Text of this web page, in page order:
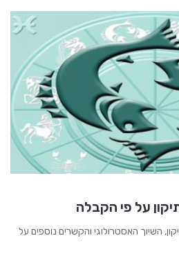
על פי הקבלה
השיוך האסטרולוגי והקשרים נוספים על